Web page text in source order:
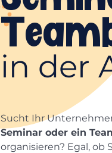
in der
Sucht Ihr
Seminar oder ein
organisieren? Egal, ob